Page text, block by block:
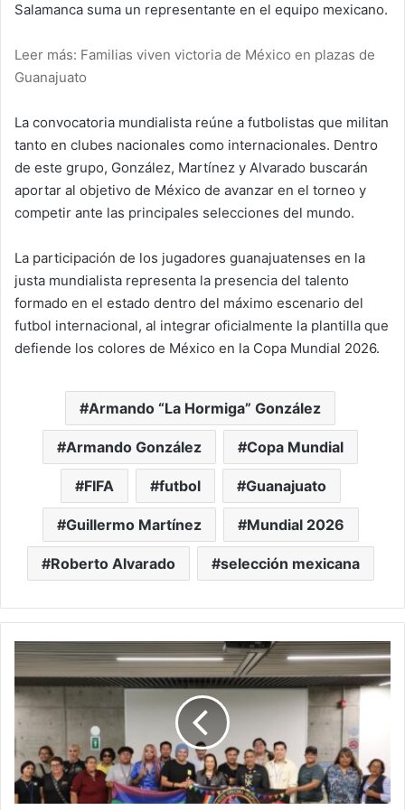
Salamanca suma un representante en el equipo mexicano.
Leer más: Familias viven victoria de México en plazas de
Guanajuato
La convocatoria mundialista reúne a futbolistas que militan
tanto en clubes nacionales como internacionales. Dentro
de este grupo, González, Martínez y Alvarado buscarán
aportar al objetivo de México de avanzar en el torneo y
competir ante las principales selecciones del mundo.
La participación de los jugadores guanajuatenses en la
justa mundialista representa la presencia del talento
formado en el estado dentro del máximo escenario del
futbol internacional, al integrar oficialmente la plantilla que
defiende los colores de México en la Copa Mundial 2026.
Armando “La Hormiga” González
Armando González Copa Mundial
FIFA futbol Guanajuato
Guillermo Martínez Mundial 2026
Roberto Alvarado selección mexicana
Tú
Guanajuato
acerca
créditos
personas
de
la